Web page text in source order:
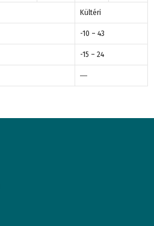
Kültéri
-10 – 43
-15 – 24
―